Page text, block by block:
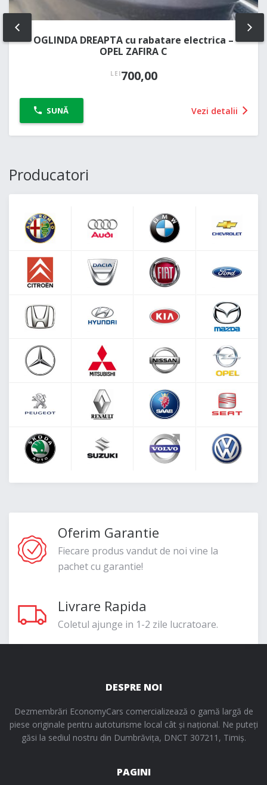
OGLINDA DREAPTA cu rabatare electrica –
OPEL ZAFIRA C
LEI700,00
SUNĂ Vezi detalii
PREV
Producatori
Oferim Garantie
Fiecare produs vandut de noi vine la
pachet cu garantie!
Livrare Rapida
Coletul ajunge in 1-2 zile lucratoare.
DESPRE NOI
Dezmembrări EconomyCars comercializează o gamă largă de
piese originale pentru autoturisme local cât și național. Ne puteți
găsi la sediul nostru din Dumbrăvița, DNCT 307211, Timiș.
PAGINI